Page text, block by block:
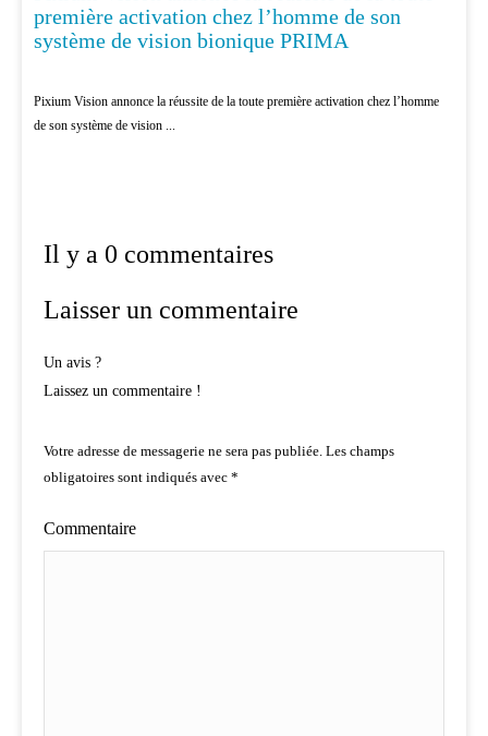
première activation chez l’homme de son
système de vision bionique PRIMA
Pixium Vision annonce la réussite de la toute première activation chez l’homme
de son système de vision ...
Il y a 0 commentaires
Laisser un commentaire
Un avis ?
Laissez un commentaire !
Votre adresse de messagerie ne sera pas publiée. Les champs
obligatoires sont indiqués avec *
Commentaire